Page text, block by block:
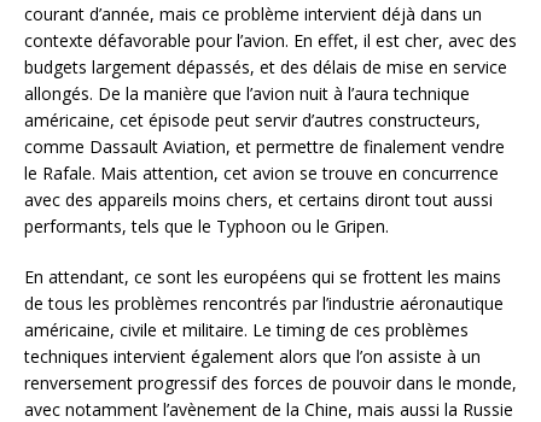
courant d’année, mais ce problème intervient déjà dans un
contexte défavorable pour l’avion. En effet, il est cher, avec des
budgets largement dépassés, et des délais de mise en service
allongés. De la manière que l’avion nuit à l’aura technique
américaine, cet épisode peut servir d’autres constructeurs,
comme Dassault Aviation, et permettre de finalement vendre
le Rafale. Mais attention, cet avion se trouve en concurrence
avec des appareils moins chers, et certains diront tout aussi
performants, tels que le Typhoon ou le Gripen.
En attendant, ce sont les européens qui se frottent les mains
de tous les problèmes rencontrés par l’industrie aéronautique
américaine, civile et militaire. Le timing de ces problèmes
techniques intervient également alors que l’on assiste à un
renversement progressif des forces de pouvoir dans le monde,
avec notamment l’avènement de la Chine, mais aussi la Russie